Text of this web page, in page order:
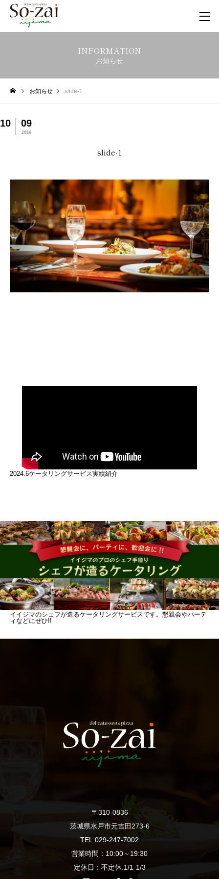
INFORMATION
お知らせ
お知らせ slide-1
10 09
2016
slide-1
2024.6ケータリングサービス実績紹介
イイジマのシェフが造るケータリングサービスです。懇親会やパーテ
ィなどにぜひ!!
〒310-0836
茨城県水戸市元吉田273-6
TEL.029-247-7002
営業時間：10:00～19:30
定休日：不定休.1/1-1/3